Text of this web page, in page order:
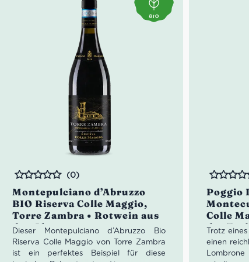
Idealer Versandkarton: 21 Flaschen
Idealer
Montepulciano d’Abruzzo
BIO Riserva Colle Maggio,
Torre Zambra • Rotwein aus
den Abruzzen •
Montepulciano
Bewertet
(0)
Dieser
Montepulciano d’Abruzzo Bio
Riserva Colle Maggio von Torre Zambra
ist ein perfektes Beispiel für diese
Poggio
Colle
der
Grosso
Bewertet
Trotz
einen